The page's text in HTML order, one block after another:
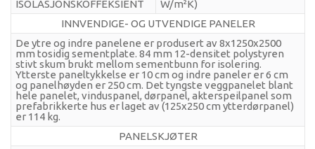
Karmod Magyarország Karmod United Kingdom
Karmod Norge Karmod Canada
Karmod Schweiz
ISOLASJONSKOFFEKSIENT
W/m²K)
INNVENDIGE- OG UTVENDIGE PANELER
De ytre og indre panelene er produsert av 8x1250x2500
mm tosidig sementplate. 84 mm 12-densitet polystyren
stivt skum brukt mellom sementbunn for isolering.
Ytterste paneltykkelse er 10 cm og indre paneler er 6 cm
og panelhøyden er 250 cm. Det tyngste veggpanelet blant
hele panelet, vinduspanel, dørpanel, akterspeilpanel som
prefabrikkerte hus er laget av (125x250 cm ytterdørpanel)
er 114 kg.
PANELSKJØTER